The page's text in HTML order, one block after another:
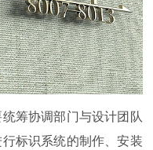
筹协调部门与设计团队
标识系统的制作、安装